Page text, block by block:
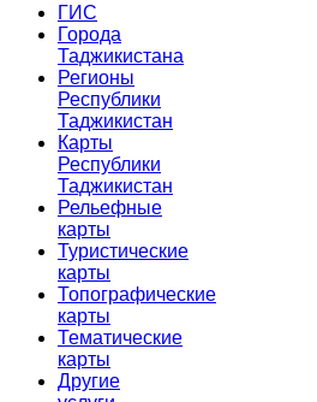
ГИС
Города
Таджикистана
Регионы
Республики
Таджикистан
Карты
Республики
Таджикистан
Рельефные
карты
Туристические
карты
Топографические
карты
Тематические
карты
Другие